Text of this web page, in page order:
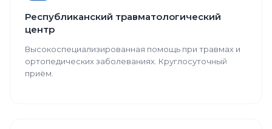
Республиканский травматологический
центр
Высокоспециализированная помощь при травмах и
ортопедических заболеваниях. Круглосуточный
приём.